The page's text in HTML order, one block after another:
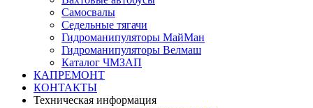
Самосвалы
Седельные тягачи
Гидроманипуляторы МайМан
Гидроманипуляторы Велмаш
Каталог ЧМЗАП
КАПРЕМОНТ
КОНТАКТЫ
Техническая информация